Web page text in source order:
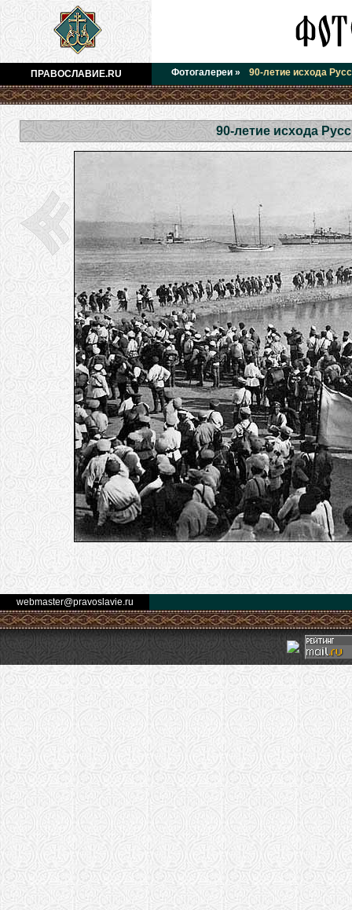
ПРАВОСЛАВИЕ.RU Фотогалереи » 90-летие исхода
90-летие исхода
webmaster@pravoslavie.ru